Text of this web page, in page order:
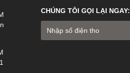
CHÚNG TÔI GỌI LẠI NGAY: